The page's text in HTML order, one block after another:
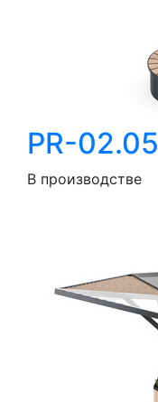
PR-02.05
В производстве